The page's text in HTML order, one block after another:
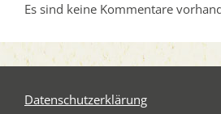
Es sind keine Kommentare
Daten­schutz­er­klä­rung